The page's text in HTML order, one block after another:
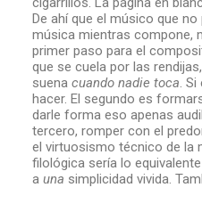
De ahí que el músico que
música mientras compone,
primer paso para el
que se cuela por las
suena cuando nadie toca. Si
hacer. El segundo es
darle forma eso apenas
tercero, romper con el
el virtuosismo técnico de la
filológica sería lo
a una simplicidad vivida.